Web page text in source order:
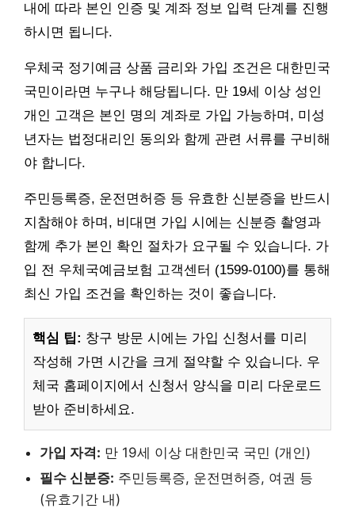
내에 따라 본인 인증 및 계좌 정보 입력 단계를 진행
하시면 됩니다.
우체국 정기예금 상품 금리와 가입 조건은 대한민국
국민이라면 누구나 해당됩니다. 만 19세 이상 성인
개인 고객은 본인 명의 계좌로 가입 가능하며, 미성
년자는 법정대리인 동의와 함께 관련 서류를 구비해
야 합니다.
주민등록증, 운전면허증 등 유효한 신분증을 반드시
지참해야 하며, 비대면 가입 시에는 신분증 촬영과
함께 추가 본인 확인 절차가 요구될 수 있습니다. 가
입 전 우체국예금보험 고객센터 (1599-0100)를 통해
최신 가입 조건을 확인하는 것이 좋습니다.
핵심 팁: 창구 방문 시에는 가입 신청서를 미리
작성해 가면 시간을 크게 절약할 수 있습니다. 우
체국 홈페이지에서 신청서 양식을 미리 다운로드
받아 준비하세요.
가입 자격: 만 19세 이상 대한민국 국민 (개인)
필수 신분증: 주민등록증, 운전면허증, 여권 등
(유효기간 내)